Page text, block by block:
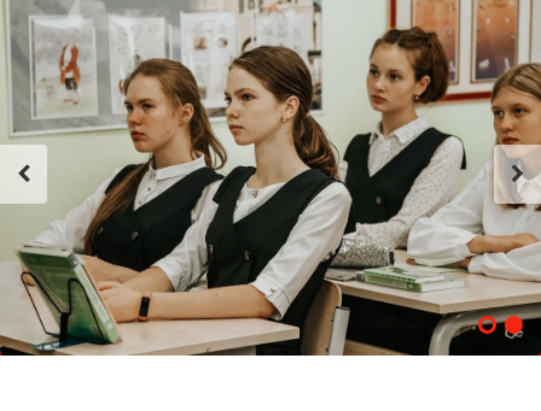
Сведения об
образовательной
организации
ENG SPN CHI
Приемная
комиссия